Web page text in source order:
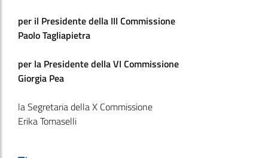
per il Presidente della III Commissione
Paolo Tagliapietra
per la Presidente della VI Commissione
Giorgia Pea
la Segretaria della X Commissione
Erika Tomaselli